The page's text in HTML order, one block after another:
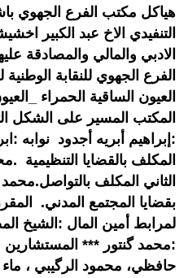
هياكل مكتب الفرع الجهوي
التنفيدي الاخ عبد الكبير
الادبي والمالي والمصادقة
الفرع الجهوي للنقابة
العيون الساقية الحمراء
المكتب المسير على الشكل
:إبراهيم أبريه أجدود نوابه
المكلف بالقضايا التنظيمية
الثاني المكلف
بقضايا المجتمع المدني.
لمرابط أمين المال :الشيخ
:محمد گنتور *** المستشارين
حافظي، محمود الرگيبي ، ماء